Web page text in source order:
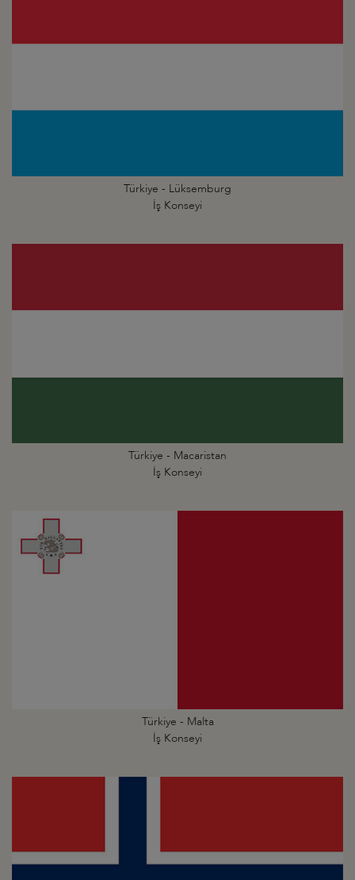
Türkiye - Lüksemburg
İş Konseyi
Türkiye - Macaristan
İş Konseyi
Türkiye - Malta
İş Konseyi